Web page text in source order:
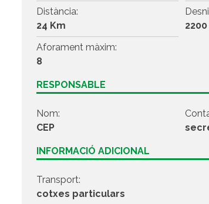
Distància:
24 Km
Aforament màxim:
8
RESPONSABLE
Nom:
CEP
INFORMACIÓ ADICIONAL
Transport:
cotxes particulars